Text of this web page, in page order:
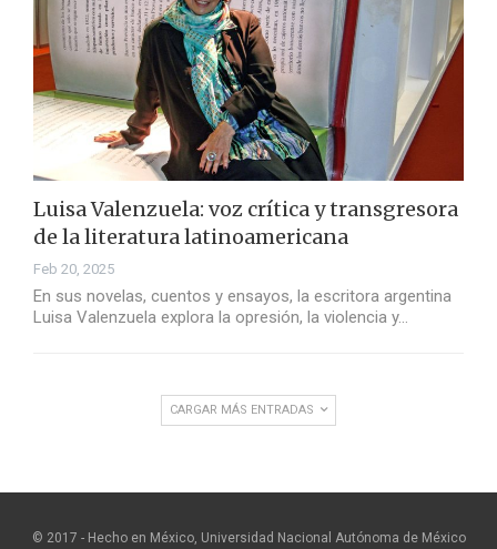
Luisa Valenzuela: voz crítica y transgresora
de la literatura latinoamericana
Feb 20, 2025
En sus novelas, cuentos y ensayos, la escritora argentina
Luisa Valenzuela explora la opresión, la violencia y…
CARGAR MÁS ENTRADAS
© 2017 - Hecho en México, Universidad Nacional Autónoma de México